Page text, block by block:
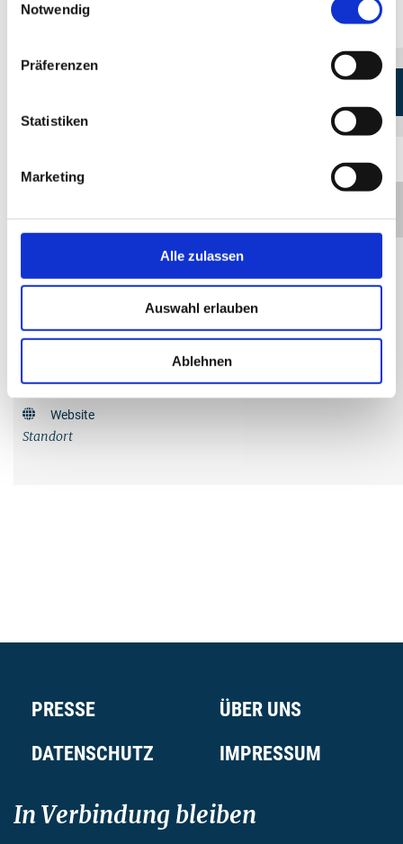
Notwendig
Präferenzen
Statistiken
Marketing
Alle zulassen
Auswahl erlauben
Ablehnen
Doberan.
−
heydestyle
cheydebreck@hotmail.com
Website
Standort
PRESSE
ÜBER UNS
DATENSCHUTZ
IMPRESSUM
In Verbindung bleiben